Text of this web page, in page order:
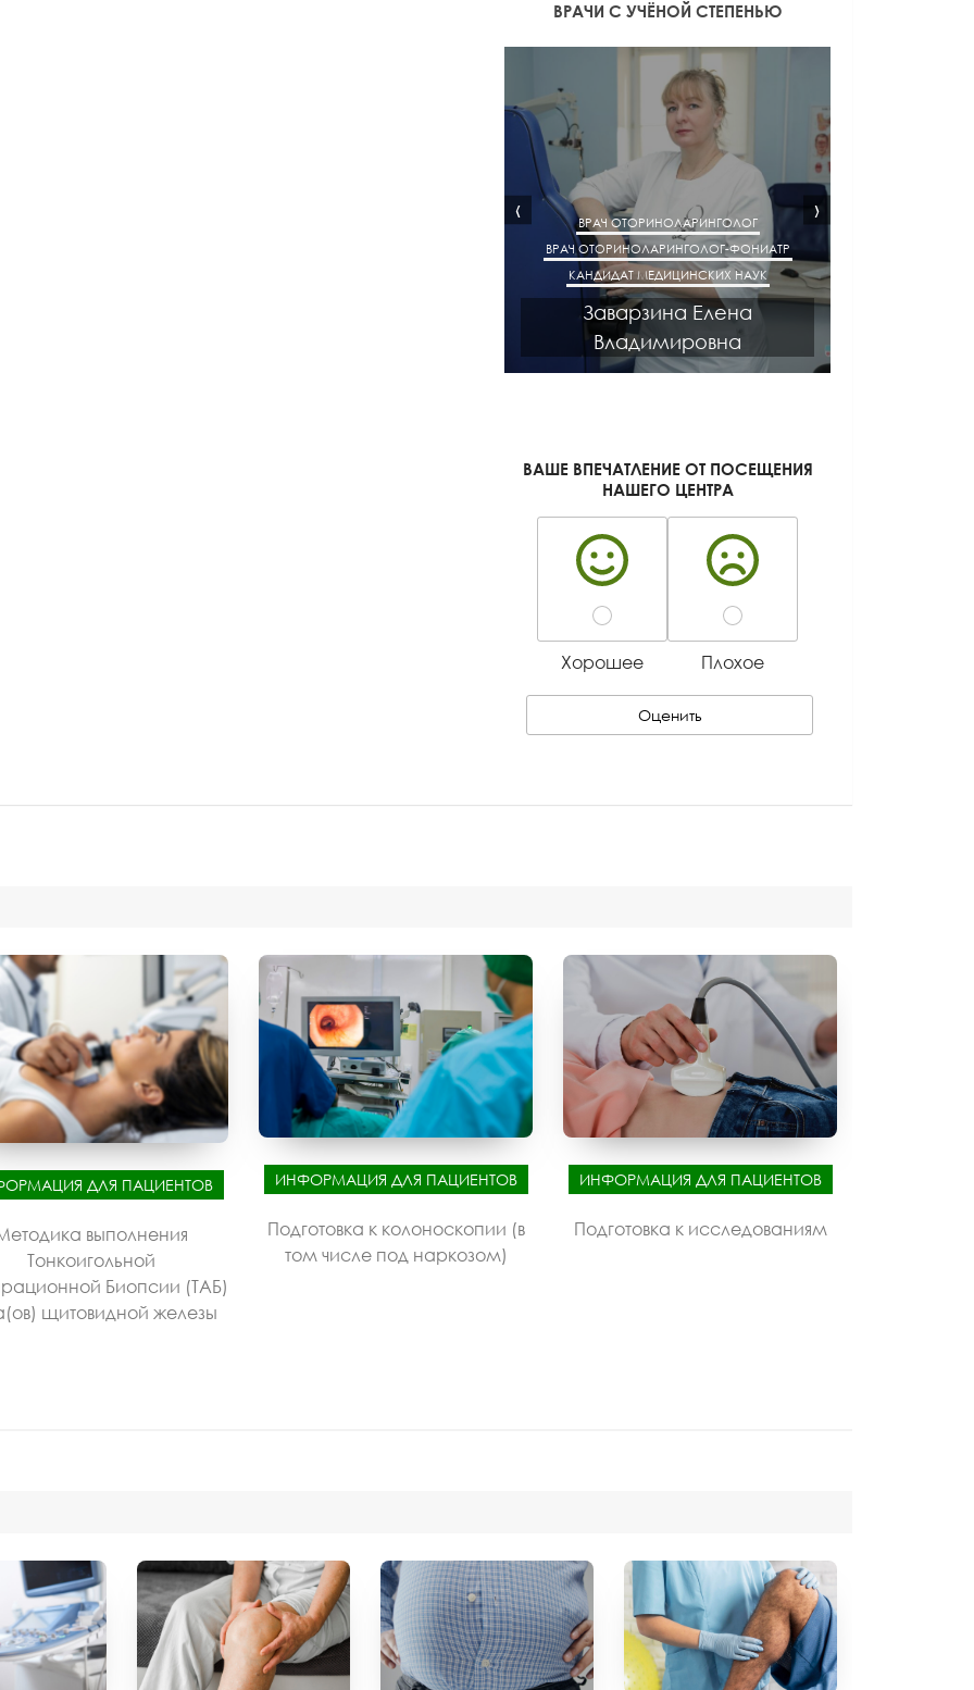
ВРАЧИ С УЧЁНОЙ СТЕПЕНЬЮ
ВРАЧ ОТОРИНОЛАРИНГОЛОГ
ВРАЧ ОТОРИНОЛАРИНГОЛОГ-ФОНИАТР
КАНДИДАТ МЕДИЦИНСКИХ НАУК
Заварзина Елена
Владимировна
‹ ›
ВАШЕ ВПЕЧАТЛЕНИЕ ОТ ПОСЕЩЕНИЯ
НАШЕГО ЦЕНТРА
Хорошее Плохое
Оценить
ДЛЯ ПАЦИЕНТОВ
выполнения
Тонкоигольной
Биопсии (ТАБ)
щитовидной железы
ИНФОРМАЦИЯ ДЛЯ ПАЦИЕНТОВ
Подготовка к колоноскопии (в
том числе под наркозом)
ИНФОРМАЦИЯ ДЛЯ ПАЦИЕНТОВ
Подготовка к исследованиям